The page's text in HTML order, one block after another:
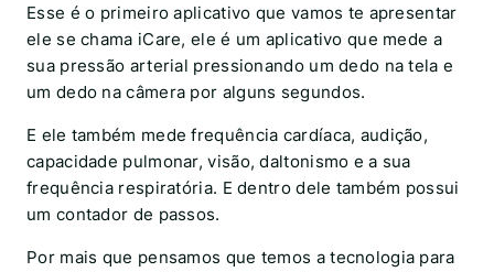
Esse é o primeiro aplicativo que vamos te apresentar
ele se chama iCare, ele é um aplicativo que mede a
sua pressão arterial pressionando um dedo na tela e
um dedo na câmera por alguns segundos.
E ele também mede frequência cardíaca, audição,
capacidade pulmonar, visão, daltonismo e a sua
frequência respiratória. E dentro dele também possui
um contador de passos.
Por mais que pensamos que temos a tecnologia para